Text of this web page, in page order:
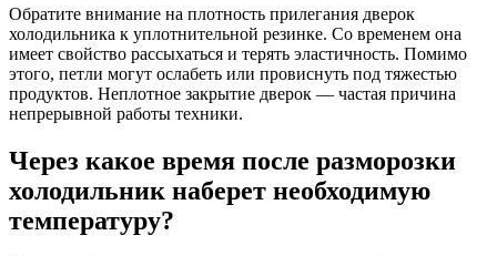
Обратите внимание на плотность прилегания дверок
холодильника к уплотнительной резинке. Со временем она
имеет свойство рассыхаться и терять эластичность. Помимо
этого, петли могут ослабеть или провиснуть под тяжестью
продуктов. Неплотное закрытие дверок ― частая причина
непрерывной работы техники.
Через какое время после разморозки
холодильник наберет необходимую
температуру?